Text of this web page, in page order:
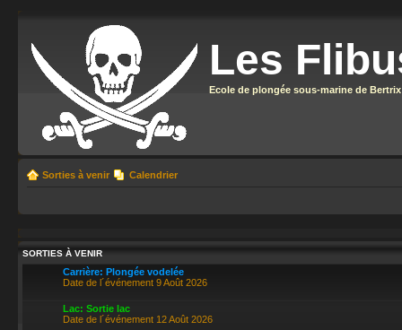
Les
Ecole de plongée sous-marine de Bertrix
Sorties à venir Calendrier
SORTIES À VENIR
Carrière: Plongée vodelée
Date de l´événement 9 Août 2026
Lac: Sortie lac
Date de l´événement 12 Août 2026